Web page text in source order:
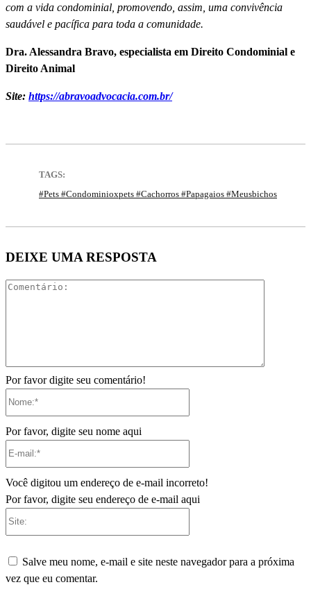
com a vida condominial, promovendo, assim, uma convivência
saudável e pací­fica para toda a comunidade.
Dra. Alessandra Bravo, especialista em Direito Condominial e
Direito Animal
Site: https://abravoadvocacia.com.br/
TAGS:
#pets #condominioxpets #cachorros #papagaios #meusbichos
DEIXE UMA RESPOSTA
Por favor digite seu comentário!
Por favor, digite seu nome aqui
Você digitou um endereço de e-mail incorreto!
Por favor, digite seu endereço de e-mail aqui
Salve meu nome, e-mail e site neste navegador para a próxima
vez que eu comentar.